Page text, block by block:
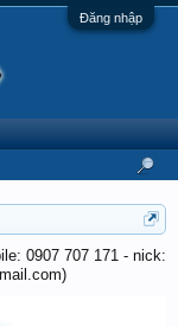
Đăng nhập
0907 707 171 - nick: